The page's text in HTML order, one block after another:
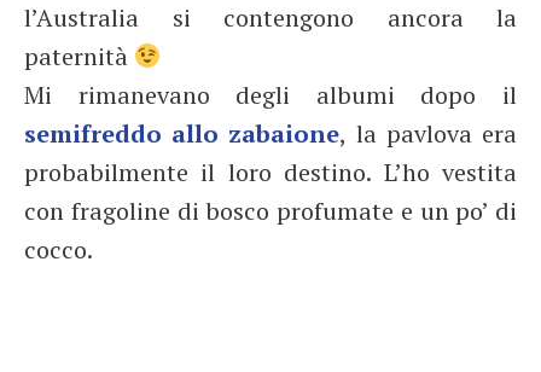
l’Australia si contengono ancora la
paternità
Mi rimanevano degli albumi dopo il
semifreddo allo zabaione, la pavlova era
probabilmente il loro destino. L’ho vestita
con fragoline di bosco profumate e un po’ di
cocco.